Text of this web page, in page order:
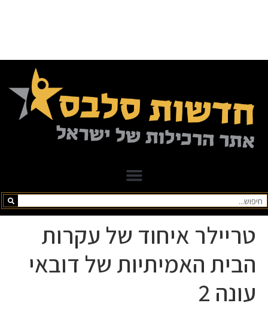
טריילר איחוד של עקרות
הבית האמיתיות של דובאי
עונה 2